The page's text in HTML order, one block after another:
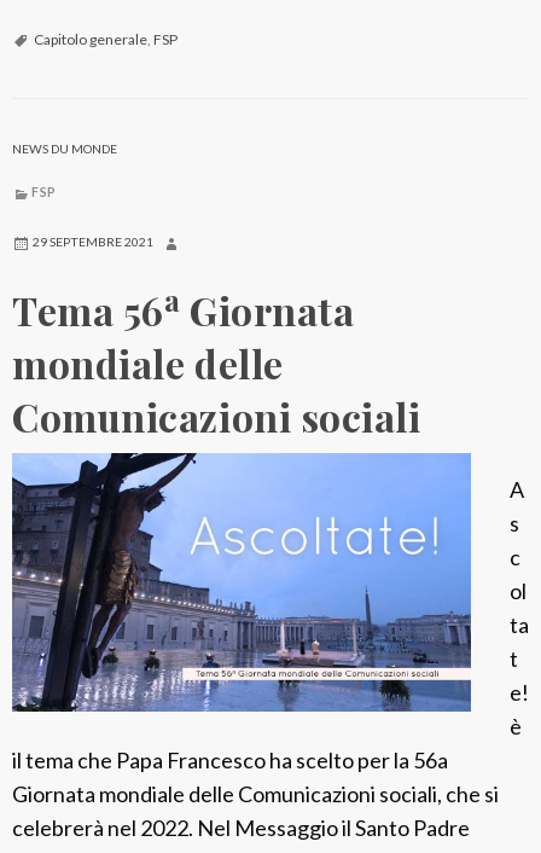
2
2
6
1
°
C
a
t
l
o
g
e
n
e
r
Capitolo generale, FSP
NEWS DU MONDE
FSP
29 SEPTEMBRE 2021
Tema 56a Giornata
mondiale delle
Comunicazioni sociali
A
s
c
ol
ta
t
e!
è
il tema che Papa Francesco ha scelto per la 56a
Giornata mondiale delle Comunicazioni sociali, che si
celebrerà nel 2022. Nel Messaggio il Santo Padre